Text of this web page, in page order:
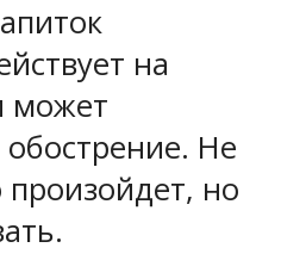
на
может
Не
произойдет, но